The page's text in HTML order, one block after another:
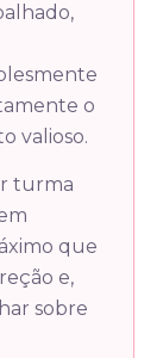
o
valioso.
turma
que
e,
sobre